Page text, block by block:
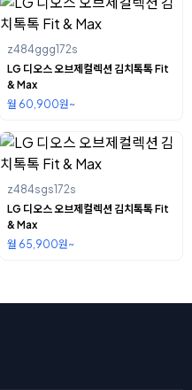
z484ggg172s
LG 디오스 오브제컬렉션 김치톡톡 Fit
& Max
월 60,900원~
z484sgs172s
LG 디오스 오브제컬렉션 김치톡톡 Fit
& Max
월 65,900원~